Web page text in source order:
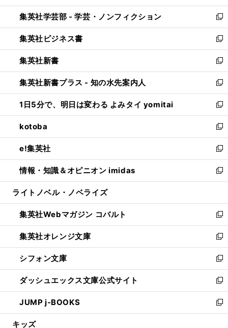
開
く
ウ
で
開
く
ン
ド
ウ
で
開
く
ウ
ィ
ン
ド
ウ
で
開
く
集英社学芸部 - 学芸・ノンフィクション
新
し
い
ウ
ィ
ン
ド
ウ
で
開
く
集英社ビジネス書
新
し
い
ウ
ィ
ン
ド
ウ
で
開
く
集英社新書
新
し
い
ウ
ィ
ン
ド
ウ
で
開
く
集英社新書プラス - 知の水先案内人
新
し
い
ウ
ィ
ン
ド
ウ
で
開
1日5分で、明日は変わる よみタイ yomitai
新
し
い
ウ
ィ
ン
ド
ウ
開
く
kotoba
新
し
い
ウ
ィ
ン
ウ
で
開
く
e!集英社
新
し
い
ウ
ン
ド
ウ
で
開
く
情報・知識＆オピニオン imidas
新
し
ウ
ィ
ン
ド
ウ
で
開
く
ライトノベル・ノベライズ
集英社Webマガジン コバルト
新
し
い
ウ
ィ
ン
ド
ウ
で
開
集英社オレンジ文庫
新
し
い
ウ
ィ
ン
ド
ウ
シフォン文庫
新
し
い
ウ
ィ
ン
ダッシュエックス文庫公式サイト
新
し
い
ウ
JUMP j-BOOKS
新
し
キッズ